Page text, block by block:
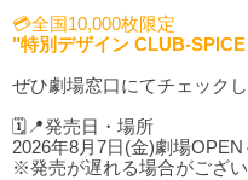
💳全国10,000枚限定
"特別デザイン CLUB-
ぜひ劇場窓口にてチェック
🗓️📍発売日・場所
2026年8月7日(金)劇場
※発売が遅れる場合がござ